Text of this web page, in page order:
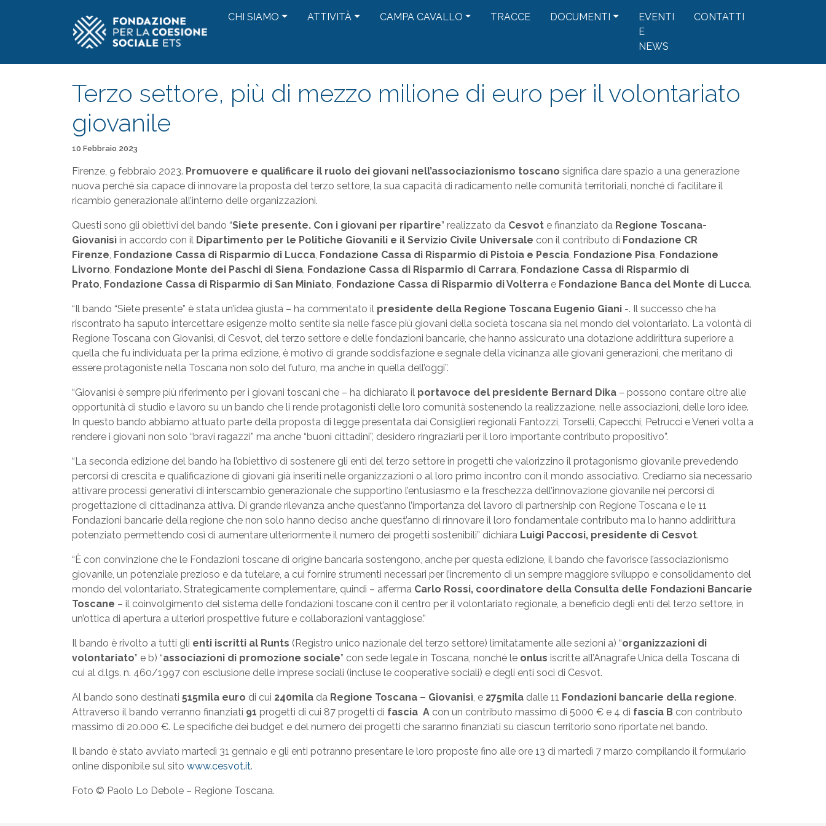
CHI SIAMO
ATTIVITÀ CAMPA CAVALLO TRACCE DOCUMENTI
EVENTI
E
NEWS
CONTATTI
Terzo settore, più di mezzo milione di euro per il volontariato
giovanile
Pubblicato il
10 Febbraio 2023
Firenze, 9 febbraio 2023. Promuovere e qualificare il ruolo dei giovani nell’associazionismo toscano significa dare spazio a una generazione
nuova perché sia capace di innovare la proposta del terzo settore, la sua capacità di radicamento nelle comunità territoriali, nonché di facilitare il
ricambio generazionale all’interno delle organizzazioni.
Questi sono gli obiettivi del bando “Siete presente. Con i giovani per ripartire” realizzato da Cesvot e finanziato da Regione Toscana-
Giovanisì in accordo con il Dipartimento per le Politiche Giovanili e il Servizio Civile Universale con il contributo di Fondazione CR
Firenze, Fondazione Cassa di Risparmio di Lucca, Fondazione Cassa di Risparmio di Pistoia e Pescia, Fondazione Pisa, Fondazione
Livorno, Fondazione Monte dei Paschi di Siena, Fondazione Cassa di Risparmio di Carrara, Fondazione Cassa di Risparmio di
Prato, Fondazione Cassa di Risparmio di San Miniato, Fondazione Cassa di Risparmio di Volterra e Fondazione Banca del Monte di Lucca.
“Il bando “Siete presente” è stata un’idea giusta – ha commentato il presidente della Regione Toscana Eugenio Giani -. Il successo che ha
riscontrato ha saputo intercettare esigenze molto sentite sia nelle fasce più giovani della società toscana sia nel mondo del volontariato. La volontà di
Regione Toscana con Giovanisì, di Cesvot, del terzo settore e delle fondazioni bancarie, che hanno assicurato una dotazione addirittura superiore a
quella che fu individuata per la prima edizione, è motivo di grande soddisfazione e segnale della vicinanza alle giovani generazioni, che meritano di
essere protagoniste nella Toscana non solo del futuro, ma anche in quella dell’oggi”.
“Giovanisì è sempre più riferimento per i giovani toscani che – ha dichiarato il portavoce del presidente Bernard Dika – possono contare oltre alle
opportunità di studio e lavoro su un bando che li rende protagonisti delle loro comunità sostenendo la realizzazione, nelle associazioni, delle loro idee.
In questo bando abbiamo attuato parte della proposta di legge presentata dai Consiglieri regionali Fantozzi, Torselli, Capecchi, Petrucci e Veneri volta a
rendere i giovani non solo “bravi ragazzi” ma anche “buoni cittadini”, desidero ringraziarli per il loro importante contributo propositivo”.
“La seconda edizione del bando ha l’obiettivo di sostenere gli enti del terzo settore in progetti che valorizzino il protagonismo giovanile prevedendo
percorsi di crescita e qualificazione di giovani già inseriti nelle organizzazioni o al loro primo incontro con il mondo associativo. Crediamo sia necessario
attivare processi generativi di interscambio generazionale che supportino l’entusiasmo e la freschezza dell’innovazione giovanile nei percorsi di
progettazione di cittadinanza attiva. Di grande rilevanza anche quest’anno l’importanza del lavoro di partnership con Regione Toscana e le 11
Fondazioni bancarie della regione che non solo hanno deciso anche quest’anno di rinnovare il loro fondamentale contributo ma lo hanno addirittura
potenziato permettendo così di aumentare ulteriormente il numero dei progetti sostenibili” dichiara Luigi Paccosi, presidente di Cesvot.
“È con convinzione che le Fondazioni toscane di origine bancaria sostengono, anche per questa edizione, il bando che favorisce l’associazionismo
giovanile, un potenziale prezioso e da tutelare, a cui fornire strumenti necessari per l’incremento di un sempre maggiore sviluppo e consolidamento del
mondo del volontariato. Strategicamente complementare, quindi – afferma Carlo Rossi, coordinatore della Consulta delle Fondazioni Bancarie
Toscane – il coinvolgimento del sistema delle fondazioni toscane con il centro per il volontariato regionale, a beneficio degli enti del terzo settore, in
un’ottica di apertura a ulteriori prospettive future e collaborazioni vantaggiose.”
Il bando è rivolto a tutti gli enti iscritti al Runts (Registro unico nazionale del terzo settore) limitatamente alle sezioni a) “organizzazioni di
volontariato” e b) “associazioni di promozione sociale” con sede legale in Toscana, nonché le onlus iscritte all’Anagrafe Unica della Toscana di
cui al d.lgs. n. 460/1997 con esclusione delle imprese sociali (incluse le cooperative sociali) e degli enti soci di Cesvot.
Al bando sono destinati 515mila euro di cui 240mila da Regione Toscana – Giovanisì, e 275mila dalle 11 Fondazioni bancarie della regione.
Attraverso il bando verranno finanziati 91 progetti di cui 87 progetti di fascia A con un contributo massimo di 5000 € e 4 di fascia B con contributo
massimo di 20.000 €. Le specifiche dei budget e del numero dei progetti che saranno finanziati su ciascun territorio sono riportate nel bando.
Il bando è stato avviato martedì 31 gennaio e gli enti potranno presentare le loro proposte fino alle ore 13 di martedì 7 marzo compilando il formulario
online disponibile sul sito www.cesvot.it.
Foto © Paolo Lo Debole – Regione Toscana.